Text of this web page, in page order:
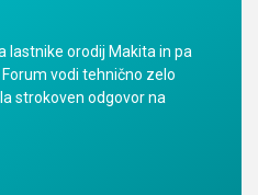
lastnike orodij Makita in pa
vodi tehnično zelo
strokoven odgovor na
armature &